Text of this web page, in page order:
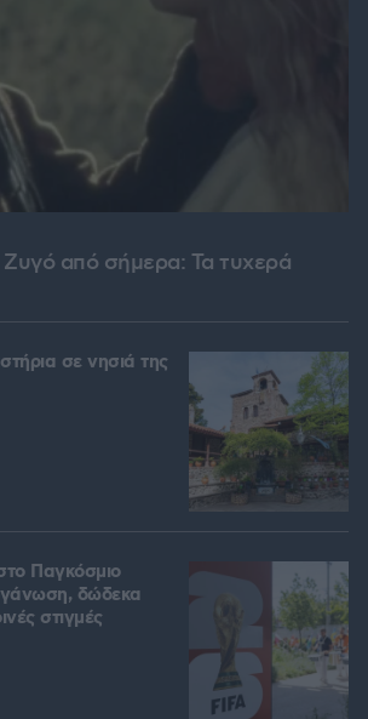
από σήμερα: Τα τυχερά
σε νησιά της
Παγκόσμιο
δώδεκα
στιγμές